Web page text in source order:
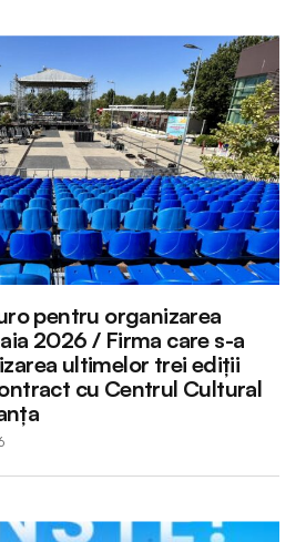
pentru organizarea
2026 / Firma care s-a
ultimelor trei ediții
cu Centrul Cultural